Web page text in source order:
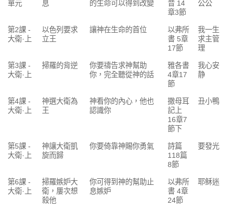
單元
息
的生命可以得到改變
音 14
章3節
公公
第2課 -
大衛·上
以色列要求
立王
讓神在生命的首位
以弗所
書 5章
17節
我一生
求主管
理
第3課 -
大衛·上
掃羅的背逆
你要禱告求神幫助
你，完全聽從神的話
雅各書
4章17
節
我心安
静
第4課 -
大衛·上
神選大衛為
王
神看你的內心，他也
認識你
撒母耳
記上
16章7
節下
丑小鴨
第5課 -
大衛·上
神讓大衛凱
旋而歸
你要倚靠神賜你勇氣
詩篇
118篇
8節
要發光
第6課 -
大衛·上
掃羅嫉妒大
衛，屢次想
殺他
你可得到神的幫助止
息嫉妒
以弗所
書 4章
24節
耶稣迷